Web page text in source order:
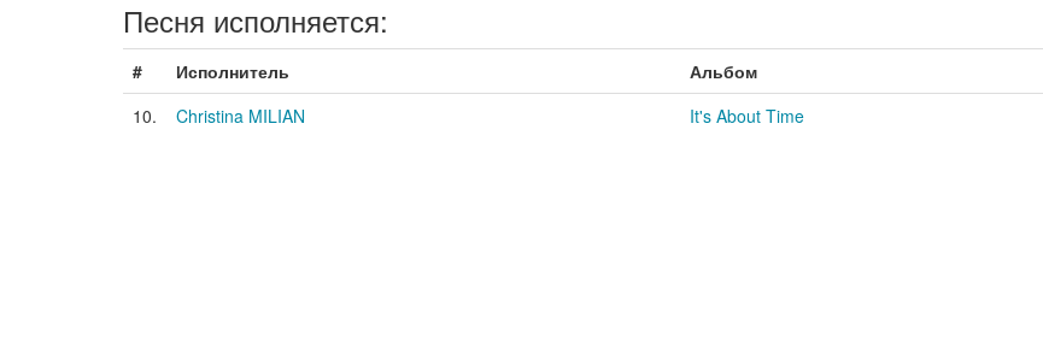
Песня исполняется:
# Исполнитель
Альбом
10.
Christina MILIAN It's About Time